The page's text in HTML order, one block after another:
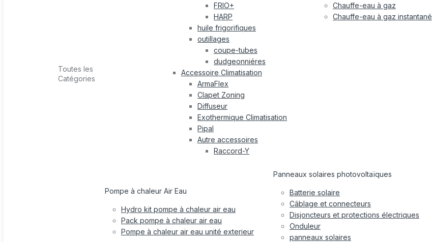
Toutes les
Catégories
FRIO+
HARP
huile frigorifiques
outillages
coupe-tubes
dudgeonniéres
Accessoire Climatisation
ArmaFlex
Clapet Zoning
Diffuseur
Exothermique Climatisation
Pipal
Autre accessoires
Raccord-Y
Chauffe-eau à gaz
Chauffe-eau à gaz instantané
Pompe à chaleur Air Eau
Hydro kit pompe à chaleur air eau
Pack pompe à chaleur air eau
Pompe à chaleur air eau unité exterieur
Panneaux solaires photovoltaïques
Batterie solaire
Câblage et connecteurs
Disjoncteurs et protections électriques
Onduleur
panneaux solaires